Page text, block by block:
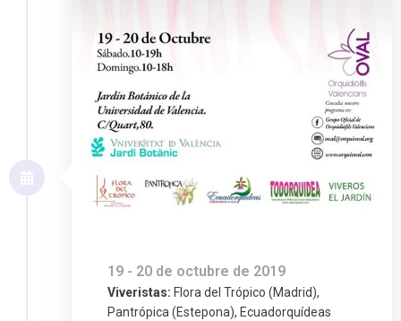
19 - 20 de octubre de 2019
Viveristas: Flora del Trópico (Madrid),
Pantrópica (Estepona), Ecuadorquídeas